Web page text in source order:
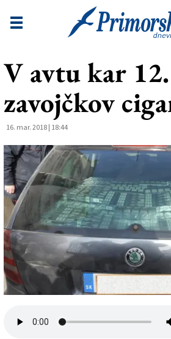
Novice
Goriška
Še
Vreme
V Kioskih
Uredništvo
Oglasi
Založnik
V avtu kar
zavojčkov
16. mar. 2018 | 18:44